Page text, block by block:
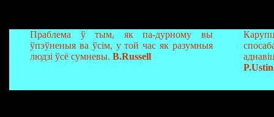
Праблема ў тым, як па-дурному вы
ўпэўненыя ва ўсім, у той час як разумныя
людзі ўсё сумневы. B.Russell